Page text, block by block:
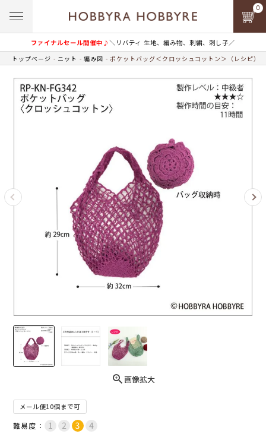
ファイナルセール開催中♪＼リバティ 生地、編み物、刺繍、刺し子／
0
トップページ ニット 編み図 ポケットバッグ＜クロッシュコットン＞（レシピ）
画像拡大
メール便10個まで可
難易度：